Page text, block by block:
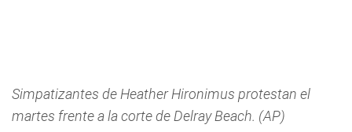
Simpatizantes de Heather Hironimus protestan el
martes frente a la corte de Delray Beach. (AP)